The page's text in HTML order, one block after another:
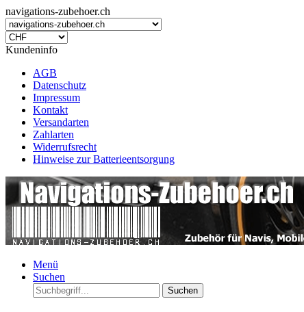
navigations-zubehoer.ch
Kundeninfo
AGB
Datenschutz
Impressum
Kontakt
Versandarten
Zahlarten
Widerrufsrecht
Hinweise zur Batterieentsorgung
Menü
Suchen
Suchen